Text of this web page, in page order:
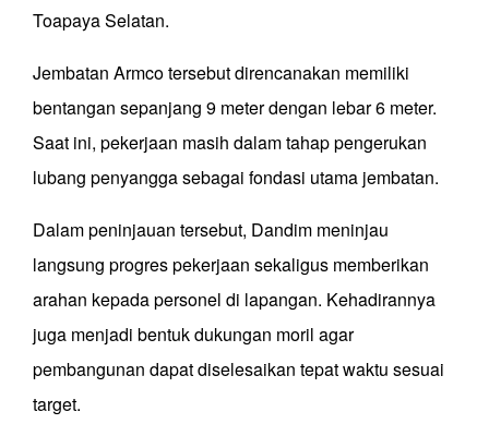
Toapaya Selatan.
Jembatan Armco tersebut direncanakan memiliki
bentangan sepanjang 9 meter dengan lebar 6 meter.
Saat ini, pekerjaan masih dalam tahap pengerukan
lubang penyangga sebagai fondasi utama jembatan.
Dalam peninjauan tersebut, Dandim meninjau
langsung progres pekerjaan sekaligus memberikan
arahan kepada personel di lapangan. Kehadirannya
juga menjadi bentuk dukungan moril agar
pembangunan dapat diselesaikan tepat waktu sesuai
target.